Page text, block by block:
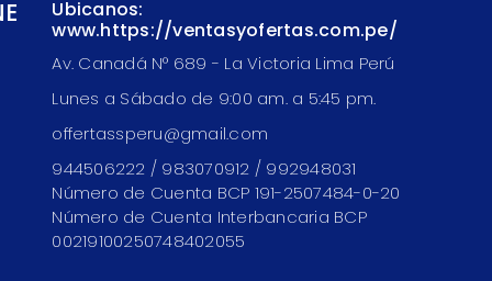
Ubicanos:
www.https://ventasyofertas.com.pe/
Av. Canadá N° 689 - La Victoria Lima Perú
Lunes a Sábado de 9:00 am. a 5:45 pm.
offertassperu@gmail.com
944506222 / 983070912 / 992948031
Número de Cuenta BCP 191-2507484-0-20
Número de Cuenta Interbancaria BCP
00219100250748402055